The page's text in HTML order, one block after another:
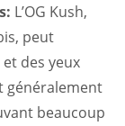
L’OG Kush,
peut
des yeux
généralement
beaucoup